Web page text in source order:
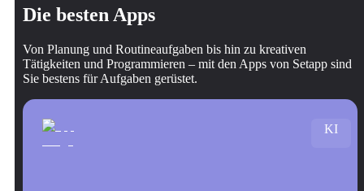
Die besten Apps
Von Planung und Routineaufgaben bis hin zu kreativen
Tätigkeiten und Programmieren – mit den Apps von Setapp sind
Sie bestens für Aufgaben gerüstet.
KI